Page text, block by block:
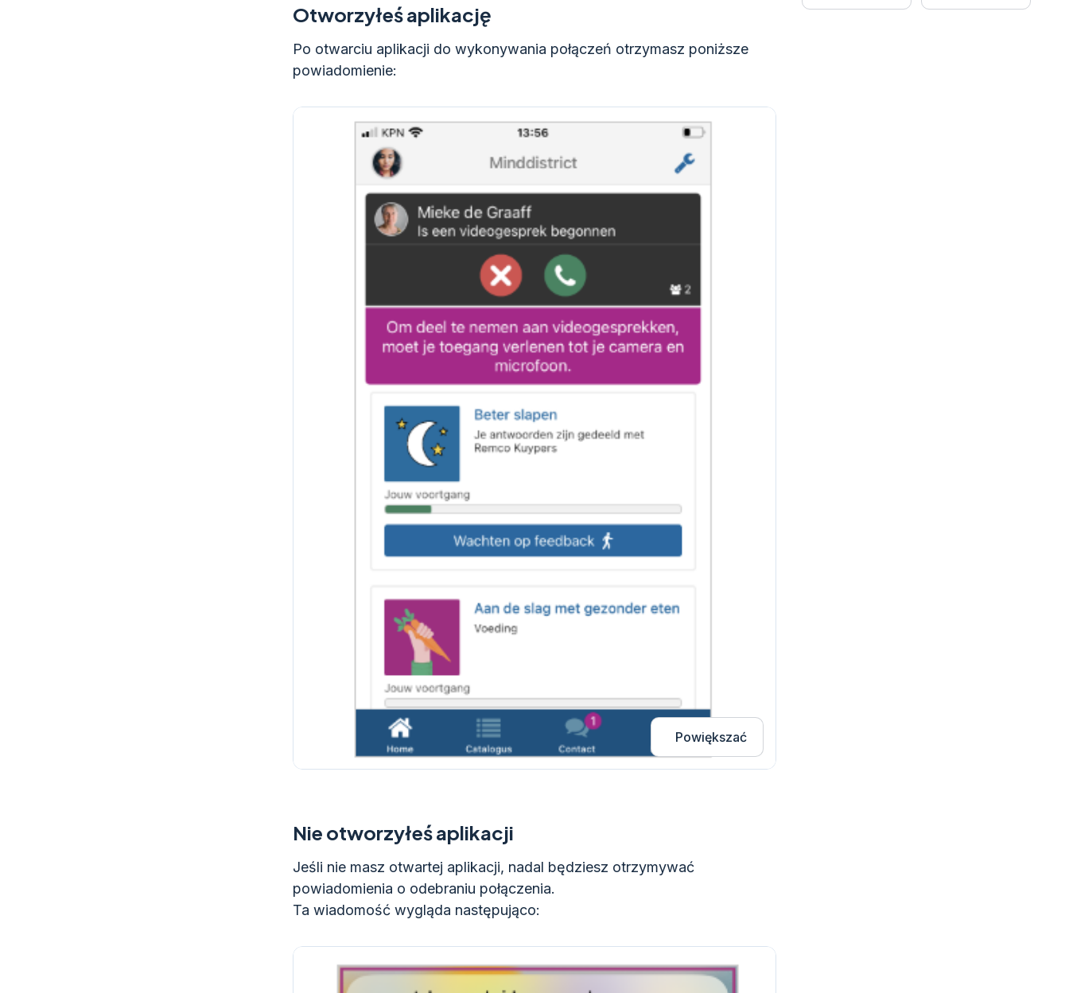
Otworzyłeś aplikację
Po otwarciu aplikacji do wykonywania połączeń otrzymasz poniższe
powiadomienie:
Powiększać
Nie otworzyłeś aplikacji
Jeśli nie masz otwartej aplikacji, nadal będziesz otrzymywać
powiadomienia o odebraniu połączenia.
Ta wiadomość wygląda następująco: